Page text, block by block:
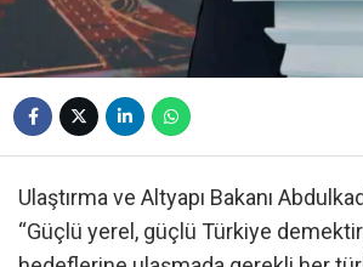
Ulaştırma ve Altyapı Bakanı
“Güçlü yerel, güçlü Türkiye